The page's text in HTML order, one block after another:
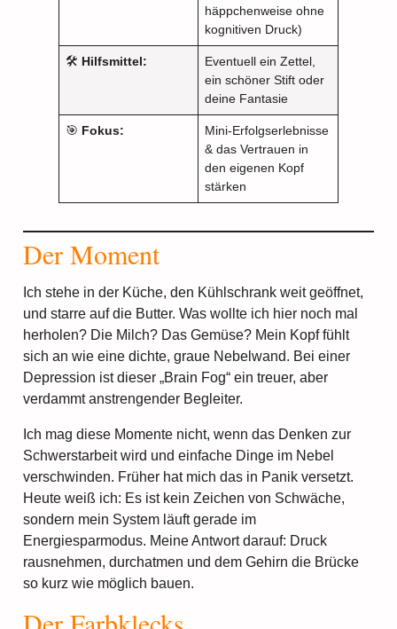
häppchenweise ohne
kognitiven Druck)
🛠️ Hilfsmittel:
Eventuell ein Zettel,
ein schöner Stift oder
deine Fantasie
🎯 Fokus:
Mini-Erfolgserlebnisse
& das Vertrauen in
den eigenen Kopf
stärken
Der Moment
Ich stehe in der Küche, den Kühlschrank weit geöffnet,
und starre auf die Butter. Was wollte ich hier noch mal
herholen? Die Milch? Das Gemüse? Mein Kopf fühlt
sich an wie eine dichte, graue Nebelwand. Bei einer
Depression ist dieser „Brain Fog“ ein treuer, aber
verdammt anstrengender Begleiter.
Ich mag diese Momente nicht, wenn das Denken zur
Schwerstarbeit wird und einfache Dinge im Nebel
verschwinden. Früher hat mich das in Panik versetzt.
Heute weiß ich: Es ist kein Zeichen von Schwäche,
sondern mein System läuft gerade im
Energiesparmodus. Meine Antwort darauf: Druck
rausnehmen, durchatmen und dem Gehirn die Brücke
so kurz wie möglich bauen.